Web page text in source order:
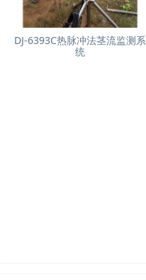
DJ-6393C热脉冲法茎流监测系
统